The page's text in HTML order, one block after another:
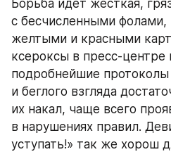
Борьба идет жесткая,
с бесчисленными
желтыми и красными
ксероксы в пресс-
подробнейшие
и беглого взгляда
их накал, чаще всего
в нарушениях правил.
уступать!» так же хорош